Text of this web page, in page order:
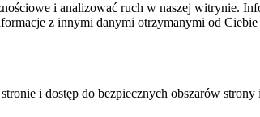
i analizować ruch w naszej witrynie.
z innymi danymi otrzymanymi od
i dostęp do bezpiecznych obszarów strony